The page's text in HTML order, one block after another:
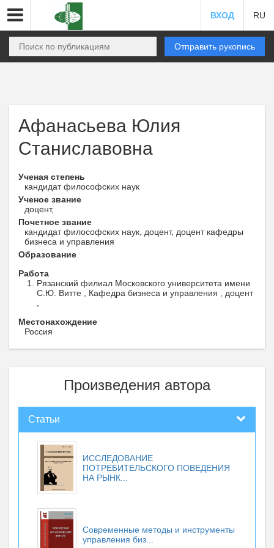
ВХОД RU
Отправить рукопись
Афанасьева Юлия
Станиславовна
Ученая степень
кандидат философских наук
Ученое звание
доцент,
Почетное звание
кандидат философских наук, доцент, доцент кафедры
бизнеса и управления
Образование
Работа
Рязанский филиал Московского университета имени
С.Ю. Витте , Кафедра бизнеса и управления , доцент
Местонахождение
Россия
Произведения автора
Статьи
ИССЛЕДОВАНИЕ
ПОТРЕБИТЕЛЬСКОГО ПОВЕДЕНИЯ
НА РЫНК...
Современные методы и инструменты
управления биз...